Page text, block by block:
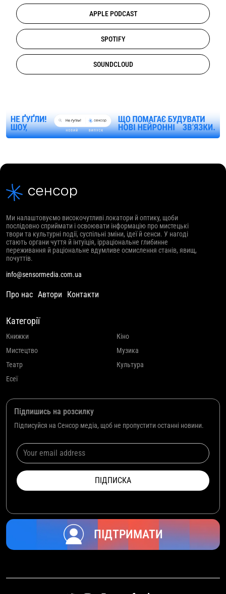
APPLE PODCAST
SPOTIFY
SOUNDCLOUD
Ми налаштовуємо високочутливі локатори й оптику, щоби
послідовно сприймати і освоювати інформацію про мистецькі
твори та культурні події, суспільні зміни, ідеї й сенси. У нагоді
стають органи чуття й інтуіція, ірраціональне глибинне
переживання й раціональне вдумливе осмислення станів, явищ,
почуттів.
info@sensormedia.com.ua
Про нас Автори Контакти
Категорії
Книжки
Мистецтво
Театр
Есеї
Кіно
Музика
Культура
Підпишись на розсилку
Підписуйся на Сенсор медіа, щоб не пропустити останні новини.
ПІДТРИМАТИ